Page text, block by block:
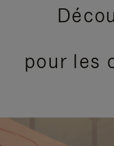
pour les